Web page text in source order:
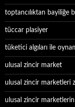
toptancılıktan bayiliğe
tüccar plasiyer
tüketici algıları ile
ulusal zincir market
ulusal zincir marketleri
ulusal zincir marketlerin